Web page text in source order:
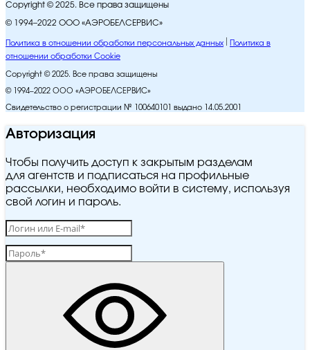
Copyright © 2025. Все права защищены
© 1994–2022 ООО «АЭРОБЕЛСЕРВИС»
Политика в отношении обработки персональных данных
Политика в
отношении обработки Cookie
Copyright © 2025. Все права защищены
© 1994–2022 ООО «АЭРОБЕЛСЕРВИС»
Свидетельство о регистрации № 100640101 выдано 14.05.2001
Авторизация
Чтобы получить доступ к закрытым разделам
для агентств и подписаться на профильные
рассылки, необходимо войти в систему, используя
свой логин и пароль.